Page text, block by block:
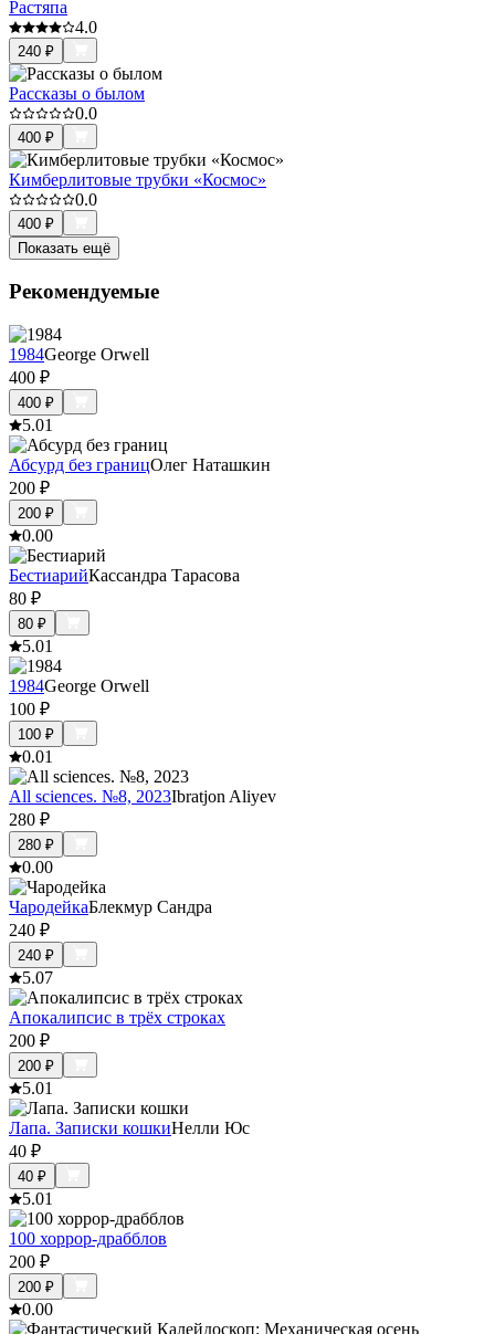
Растяпа
4.0
240 ₽
Рассказы о былом
0.0
400 ₽
Кимберлитовые трубки «Космос»
0.0
400 ₽
Показать ещё
Рекомендуемые
1984George Orwell
400 ₽
400 ₽
5.01
Абсурд без границОлег Наташкин
200 ₽
200 ₽
0.00
БестиарийКассандра Тарасова
80 ₽
80 ₽
5.01
1984George Orwell
100 ₽
100 ₽
0.01
All sciences. №8, 2023Ibratjon Aliyev
280 ₽
280 ₽
0.00
ЧародейкаБлекмур Сандра
240 ₽
240 ₽
5.07
Апокалипсис в трёх строках
200 ₽
200 ₽
5.01
Лапа. Записки кошкиНелли Юс
40 ₽
40 ₽
5.01
100 хоррор-драбблов
200 ₽
200 ₽
0.00